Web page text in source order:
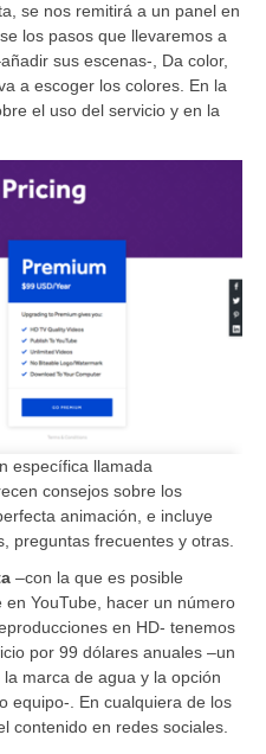
se nos remitirá a un panel en
los pasos que llevaremos a
sus escenas-, Da color,
a escoger los colores. En la
el uso del servicio y en la
específica llamada
consejos sobre los
animación, e incluye
preguntas frecuentes y otras.
–con la que es posible
YouTube, hacer un número
en HD- tenemos
por 99 dólares anuales –un
marca de agua y la opción
equipo-. En cualquiera de los
contenido en redes sociales.